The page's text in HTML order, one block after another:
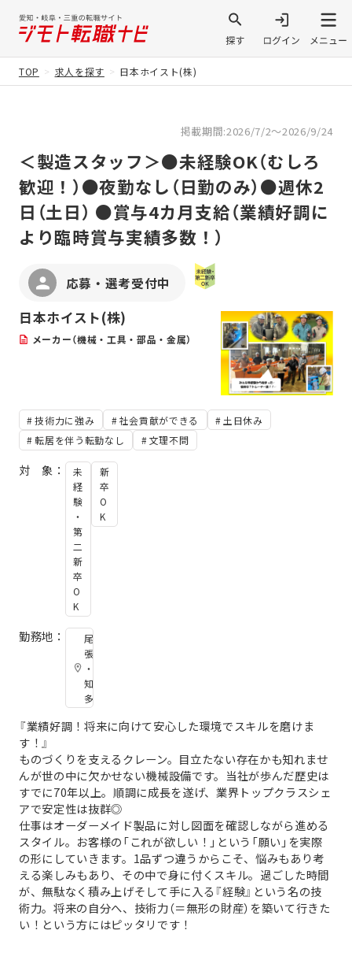
TOP 求人を探す 日本ホイスト(株)
掲載期間:2026/7/2～2026/9/24
＜製造スタッフ＞●未経験OK（むしろ
歓迎！）●夜勤なし（日勤のみ）●週休2
日（土日） ●賞与4カ月支給（業績好調に
より臨時賞与実績多数！）
応募・選考受付中
日本ホイスト(株)
メーカー（機械・工具・部品・金属）
技術力に強み 社会貢献ができる
土日休み
転居を伴う転勤なし
文理不問
対 象：
未
経
験
・
第
二
新
卒
O
K
新
卒
O
K
勤務地：
尾
張
・
知
多
『業績好調！将来に向けて安心した環境でスキルを磨けま
す！』
ものづくりを支えるクレーン。目立たない存在かも知れませ
んが世の中に欠かせない機械設備です。当社が歩んだ歴史は
すでに70年以上。順調に成長を遂げ、業界トップクラスシェ
アで安定性は抜群◎
仕事はオーダーメイド製品に対し図面を確認しながら進める
スタイル。お客様の「これが欲しい！」という「願い」を実際
の形にしていきます。1品ずつ違うからこそ、悩みもあり考
える楽しみもあり、その中で身に付くスキル。過ごした時間
が、無駄なく積み上げそして手に入る『経験』という名の技
術力。将来の自分へ、技術力（＝無形の財産）を築いて行きた
い！という方にはピッタリです！